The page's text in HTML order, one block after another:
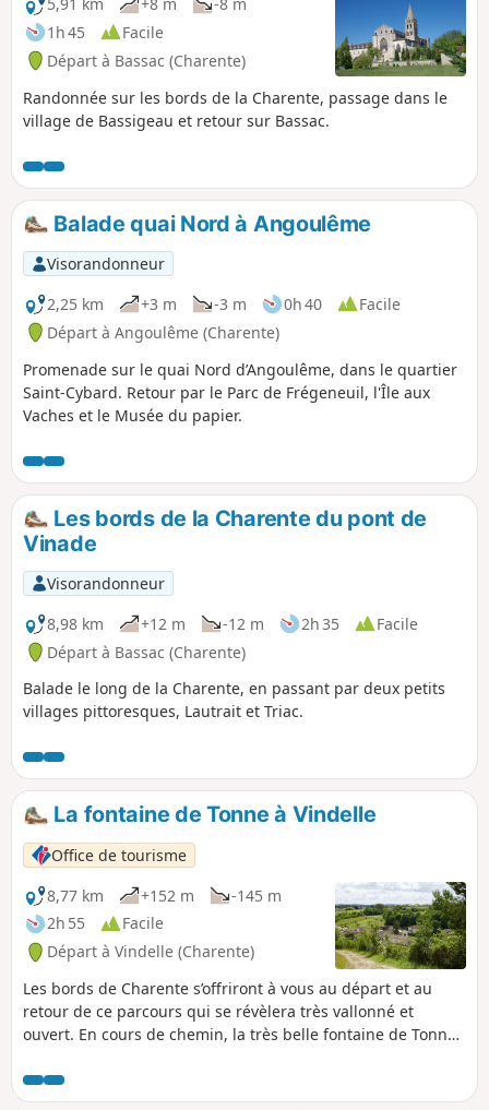
1h 45
Facile
Départ à Bassac (Charente)
Randonnée sur les bords de la Charente, passage dans le
village de Bassigeau et retour sur Bassac.
Balade quai Nord à Angoulême
Visorandonneur
2,25 km
+3 m -3 m 0h 40
Facile
Départ à Angoulême (Charente)
Promenade sur le quai Nord d’Angoulême, dans le quartier
Saint-Cybard. Retour par le Parc de Frégeneuil, l'Île aux
Vaches et le Musée du papier.
Les bords de la Charente du pont de
Vinade
Visorandonneur
8,98 km
+12 m -12 m 2h 35
Facile
Départ à Bassac (Charente)
Balade le long de la Charente, en passant par deux petits
villages pittoresques, Lautrait et Triac.
La fontaine de Tonne à Vindelle
Office de tourisme
8,77 km
+152 m
-145 m
2h 55
Facile
Départ à Vindelle (Charente)
Les bords de Charente s’offriront à vous au départ et au
retour de ce parcours qui se révèlera très vallonné et
ouvert. En cours de chemin, la très belle fontaine de Tonne